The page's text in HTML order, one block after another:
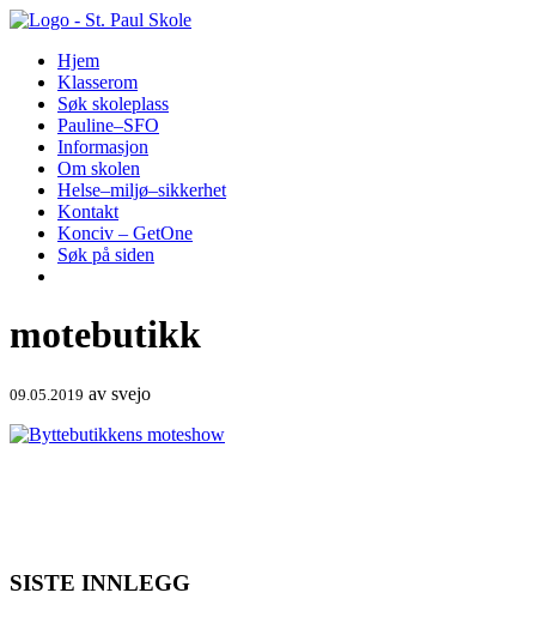
Hopp
innholdHjem
Klasserom
Søk skoleplass
Pauline–SFO
Informasjon
Om skolen
Helse–miljø–sikkerhet
Kontakt
Konciv – GetOne
Søk på siden
motebutikk
09.05.2019 av svejo
SISTE INNLEGG